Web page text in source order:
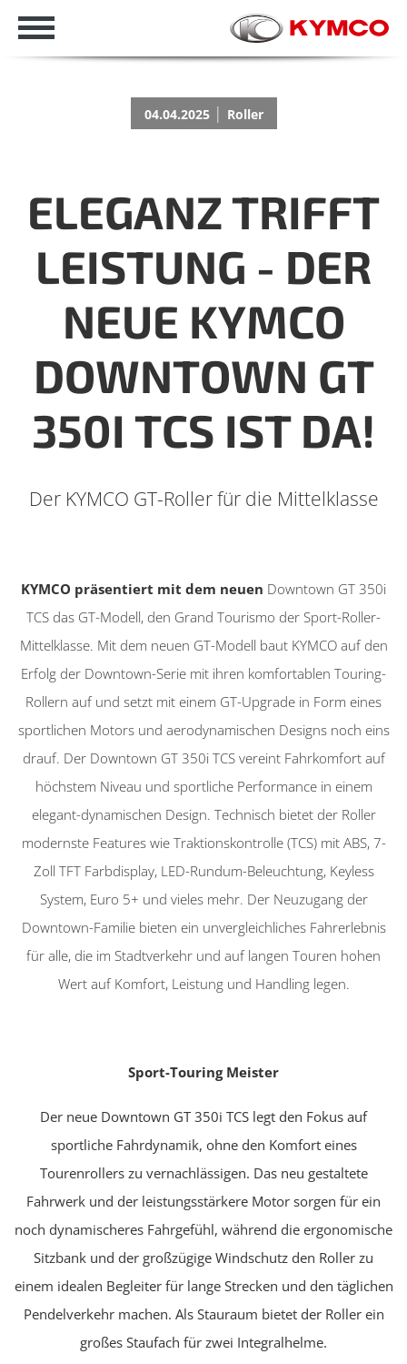
04.04.2025 | Roller
ELEGANZ TRIFFT
LEISTUNG - DER
NEUE KYMCO
DOWNTOWN GT
350I TCS IST DA!
Der KYMCO GT-Roller für die Mittelklasse
KYMCO präsentiert mit dem neuen Downtown GT 350i
TCS das GT-Modell, den Grand Tourismo der Sport-Roller-
Mittelklasse. Mit dem neuen GT-Modell baut KYMCO auf den
Erfolg der Downtown-Serie mit ihren komfortablen Touring-
Rollern auf und setzt mit einem GT-Upgrade in Form eines
sportlichen Motors und aerodynamischen Designs noch eins
drauf. Der Downtown GT 350i TCS vereint Fahrkomfort auf
höchstem Niveau und sportliche Performance in einem
elegant-dynamischen Design. Technisch bietet der Roller
modernste Features wie Traktionskontrolle (TCS) mit ABS, 7-
Zoll TFT Farbdisplay, LED-Rundum-Beleuchtung, Keyless
System, Euro 5+ und vieles mehr. Der Neuzugang der
Downtown-Familie bieten ein unvergleichliches Fahrerlebnis
für alle, die im Stadtverkehr und auf langen Touren hohen
Wert auf Komfort, Leistung und Handling legen.
Sport-Touring Meister
Der neue Downtown GT 350i TCS legt den Fokus auf
sportliche Fahrdynamik, ohne den Komfort eines
Tourenrollers zu vernachlässigen. Das neu gestaltete
Fahrwerk und der leistungsstärkere Motor sorgen für ein
noch dynamischeres Fahrgefühl, während die ergonomische
Sitzbank und der großzügige Windschutz den Roller zu
einem idealen Begleiter für lange Strecken und den täglichen
Pendelverkehr machen. Als Stauraum bietet der Roller ein
großes Staufach für zwei Integralhelme.